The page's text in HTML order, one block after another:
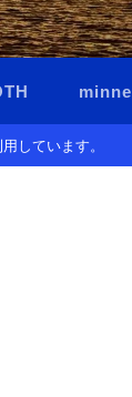
minne
しています。